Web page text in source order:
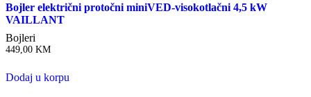
Bojler električni protočni miniVED-visokotlačni 4,5 kW
VAILLANT
Bojleri
449,00 KM
Dodaj u korpu